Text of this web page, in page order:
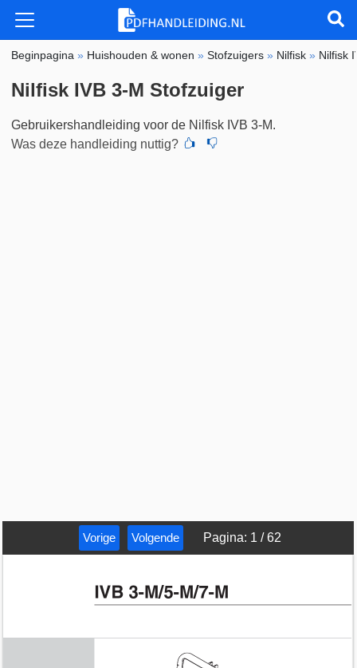
Beginpagina » Huishouden & wonen »Stofzuigers » Nilfisk » Nilfisk
Nilfisk IVB 3-M Stofzuiger
Gebruikershandleiding voor de Nilfisk IVB 3-M.
Was deze handleiding nuttig?
Vorige Volgende Pagina: 1 /62